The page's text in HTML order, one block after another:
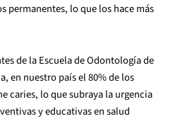
permanentes, lo que los hace más
de la Escuela de Odontología de
en nuestro país el 80% de los
caries, lo que subraya la urgencia
y educativas en salud